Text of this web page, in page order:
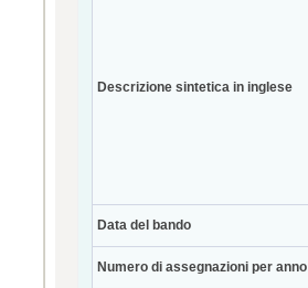
Descrizione sintetica in inglese
Data del bando
Numero di assegnazioni per anno